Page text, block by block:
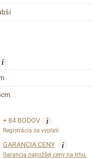
i
+ 84 BODOV i
Registrácia sa vyplatí
GARANCIA CENY i
Garancia najnižšej ceny na trhu.